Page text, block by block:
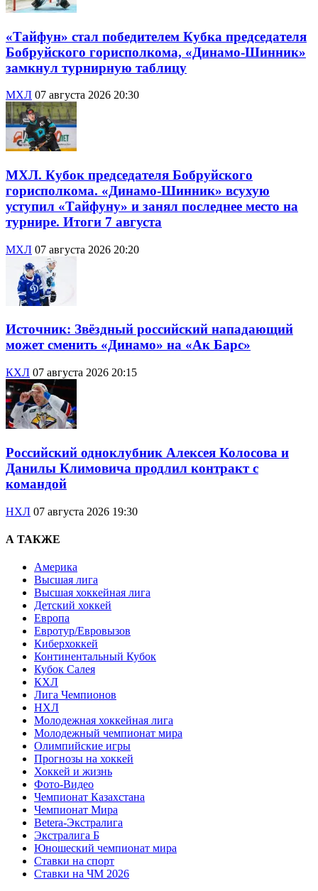
«Тайфун» стал победителем Кубка председателя
Бобруйского горисполкома, «Динамо-Шинник»
замкнул турнирную таблицу
МХЛ 07 августа 2026 20:30
МХЛ. Кубок председателя Бобруйского
горисполкома. «Динамо-Шинник» всухую
уступил «Тайфуну» и занял последнее место на
турнире. Итоги 7 августа
МХЛ 07 августа 2026 20:20
Источник: Звёздный российский нападающий
может сменить «Динамо» на «Ак Барс»
КХЛ 07 августа 2026 20:15
Российский одноклубник Алексея Колосова и
Данилы Климовича продлил контракт с
командой
НХЛ 07 августа 2026 19:30
А ТАКЖЕ
Америка
Высшая лига
Высшая хоккейная лига
Детский хоккей
Европа
Евротур/Евровызов
Киберхоккей
Континентальный Кубок
Кубок Салея
КХЛ
Лига Чемпионов
НХЛ
Молодежная хоккейная лига
Молодежный чемпионат мира
Олимпийские игры
Прогнозы на хоккей
Хоккей и жизнь
Фото-Видео
Чемпионат Казахстана
Чемпионат Мира
Betera-Экстралига
Экстралига Б
Юношеский чемпионат мира
Ставки на спорт
Ставки на ЧМ 2026